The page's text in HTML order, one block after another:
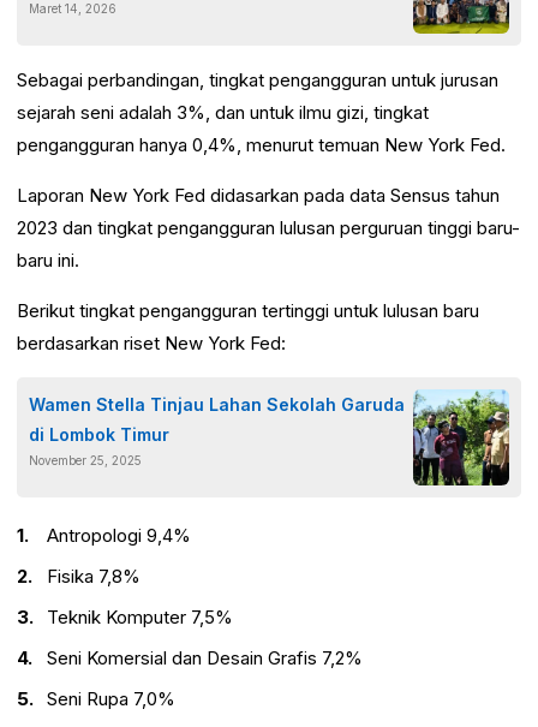
Jannah NW Ampenan
Maret 14, 2026
Sebagai perbandingan, tingkat pengangguran untuk jurusan
sejarah seni adalah 3%, dan untuk ilmu gizi, tingkat
pengangguran hanya 0,4%, menurut temuan New York Fed.
Laporan New York Fed didasarkan pada data Sensus tahun
2023 dan tingkat pengangguran lulusan perguruan tinggi baru-
baru ini.
Berikut tingkat pengangguran tertinggi untuk lulusan baru
berdasarkan riset New York Fed:
Wamen Stella Tinjau Lahan Sekolah Garuda
di Lombok Timur
November 25, 2025
Antropologi 9,4%
Fisika 7,8%
Teknik Komputer 7,5%
Seni Komersial dan Desain Grafis 7,2%
Seni Rupa 7,0%